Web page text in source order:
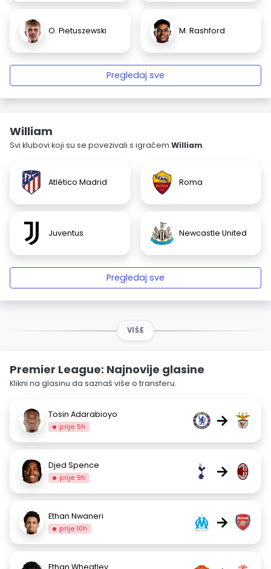
O. Pietuszewski M. Rashford
Pregledaj sve
William
Svi klubovi koji su se povezivali s igračem William.
Atlético Madrid Roma
Juventus Newcastle United
Pregledaj sve
VIŠE
Premier League: Najnovije glasine
Klikni na glasinu da saznaš više o transferu.
Tosin Adarabioyo
prije 5h →
Djed Spence
prije 9h →
Ethan Nwaneri
prije 10h →
Ethan Wheatley